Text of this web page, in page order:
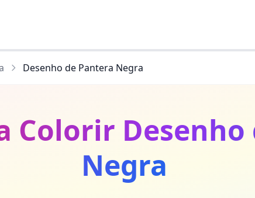
Desenho de Pantera Negra
Colorir
Negra